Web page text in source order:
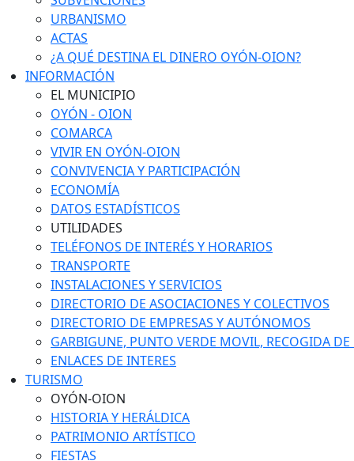
URBANISMO
ACTAS
¿A QUÉ DESTINA EL DINERO OYÓN-OION?
INFORMACIÓN
EL MUNICIPIO
OYÓN - OION
COMARCA
VIVIR EN OYÓN-OION
CONVIVENCIA Y PARTICIPACIÓN
ECONOMÍA
DATOS ESTADÍSTICOS
UTILIDADES
TELÉFONOS DE INTERÉS Y HORARIOS
TRANSPORTE
INSTALACIONES Y SERVICIOS
DIRECTORIO DE ASOCIACIONES Y COLECTIVOS
DIRECTORIO DE EMPRESAS Y AUTÓNOMOS
GARBIGUNE, PUNTO VERDE MOVIL, RECOGIDA DE
ENLACES DE INTERES
TURISMO
OYÓN-OION
HISTORIA Y HERÁLDICA
PATRIMONIO ARTÍSTICO
FIESTAS